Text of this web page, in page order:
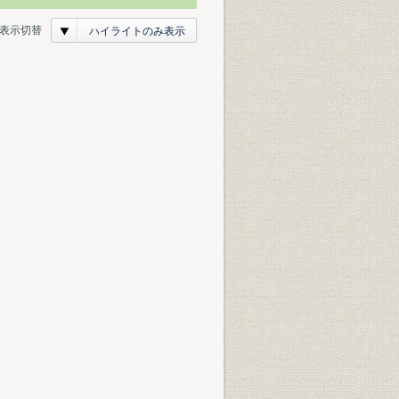
表示切替 ハイライトのみ表示